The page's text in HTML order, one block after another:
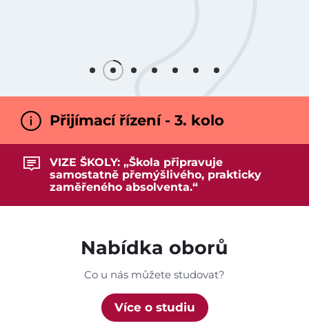
Přijímací řízení - 3. kolo
VIZE ŠKOLY: „Škola připravuje
samostatně přemýšlivého, prakticky
zaměřeného absolventa.“
Nabídka oborů
Co u nás můžete studovat?
Více o studiu